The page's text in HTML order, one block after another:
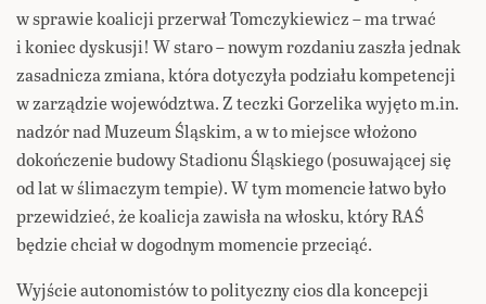
w sprawie koalicji przerwał Tomczykiewicz – ma trwać
i koniec dyskusji! W staro – nowym rozdaniu zaszła jednak
zasadnicza zmiana, która dotyczyła podziału kompetencji
w zarządzie województwa. Z teczki Gorzelika wyjęto m.in.
nadzór nad Muzeum Śląskim, a w to miejsce włożono
dokończenie budowy Stadionu Śląskiego (posuwającej się
od lat w ślimaczym tempie). W tym momencie łatwo było
przewidzieć, że koalicja zawisła na włosku, który RAŚ
będzie chciał w dogodnym momencie przeciąć.
Wyjście autonomistów to polityczny cios dla koncepcji